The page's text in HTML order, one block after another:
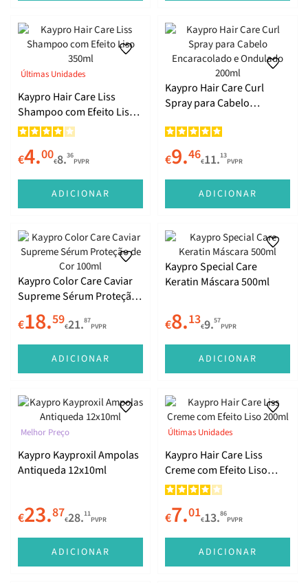
Anti Yellow Gigs
Garlic
Últimas Unidades
Kaypro Hair Care Liss
Shampoo com Efeito Liso
350ml
€4.00€8.36
PVPR
ADICIONAR
Kaypro Hair Care Curl
Spray para Cabelo
200ml
€9.46€11.13
PVPR
ADICIONAR
Kaypro Color Care Caviar
Supreme Sérum Proteção
de Cor 100ml
€18.59€21.87
PVPR
ADICIONAR
Kaypro Special Care
Keratin Máscara 500ml
€8.13€9.57
PVPR
ADICIONAR
Melhor Preço
Kaypro Kayproxil Ampolas
Antiqueda 12x10ml
€23.87€28.11
PVPR
ADICIONAR
Últimas Unidades
Kaypro Hair Care Liss
Creme com Efeito Liso
200ml
€7.01€13.86
PVPR
ADICIONAR